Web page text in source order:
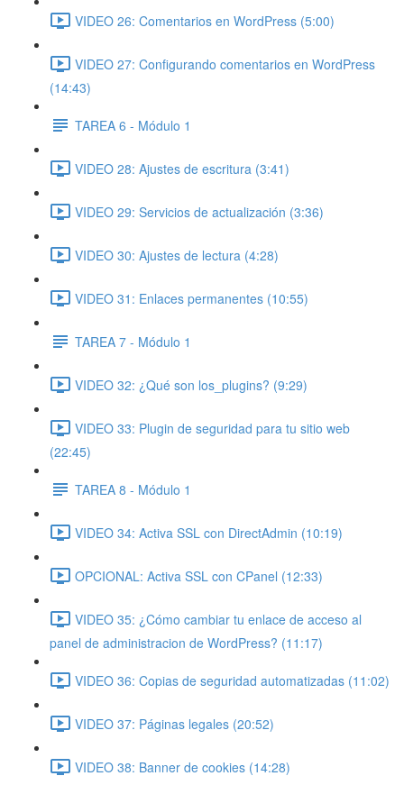
VIDEO 26: Comentarios en WordPress (5:00)
VIDEO 27: Configurando comentarios en WordPress
(14:43)
TAREA 6 - Módulo 1
VIDEO 28: Ajustes de escritura (3:41)
VIDEO 29: Servicios de actualización (3:36)
VIDEO 30: Ajustes de lectura (4:28)
VIDEO 31: Enlaces permanentes (10:55)
TAREA 7 - Módulo 1
VIDEO 32: ¿Qué son los_plugins? (9:29)
VIDEO 33: Plugin de seguridad para tu sitio web
(22:45)
TAREA 8 - Módulo 1
VIDEO 34: Activa SSL con DirectAdmin (10:19)
OPCIONAL: Activa SSL con CPanel (12:33)
VIDEO 35: ¿Cómo cambiar tu enlace de acceso al
panel de administracion de WordPress? (11:17)
VIDEO 36: Copias de seguridad automatizadas (11:02)
VIDEO 37: Páginas legales (20:52)
VIDEO 38: Banner de cookies (14:28)